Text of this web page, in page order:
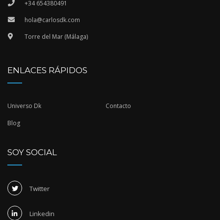
+34 654380491
hola@carlosdk.com
Torre del Mar (Málaga)
ENLACES RÁPIDOS
Universo Dk Contacto
Blog
SOY SOCIAL
Twitter
Linkedin